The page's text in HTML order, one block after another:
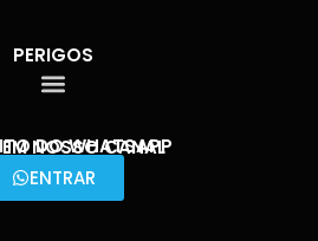
PERIGOS
EM NOSSO CANAL
DO WHATSAPP
ENTRAR